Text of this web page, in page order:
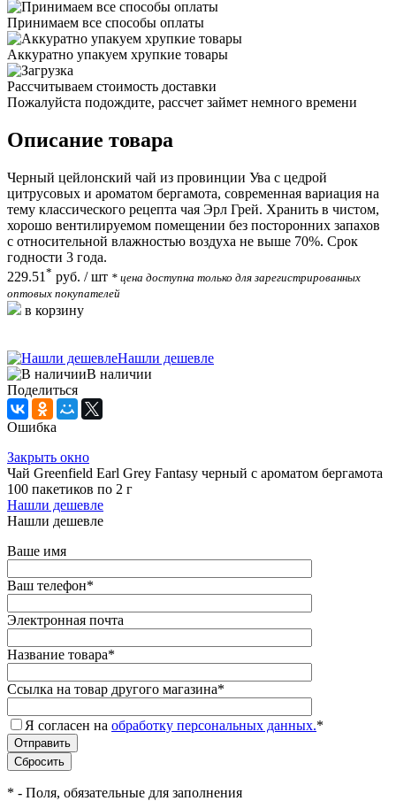
Принимаем все способы оплаты
Аккуратно упакуем хрупкие товары
Рассчитываем стоимость доставки
Пожалуйста подождите, рассчет займет немного времени
Описание товара
Черный цейлонский чай из провинции Ува с цедрой
цитрусовых и ароматом бергамота, современная вариация на
тему классического рецепта чая Эрл Грей. Хранить в чистом,
хорошо вентилируемом помещении без посторонних запахов
с относительной влажностью воздуха не выше 70%. Срок
годности 3 года.
229.51 * руб. / шт * цена доступна только для зарегистрированных
оптовых покупателей
в корзину
Нашли дешевле
В наличии
Поделиться
Ошибка
Закрыть окно
Чай Greenfield Earl Grey Fantasy черный с ароматом бергамота
100 пакетиков по 2 г
Нашли дешевле
Нашли дешевле
Ваше имя
Ваш телефон*
Электронная почта
Название товара*
Ссылка на товар другого магазина*
Я согласен на обработку персональных данных.*
* - Поля, обязательные для заполнения